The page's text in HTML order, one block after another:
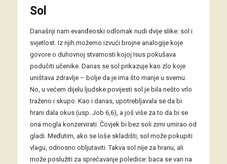
Sol
Današnji nam evanđeoski odlomak nudi dvije slike: sol i
svjetlost. Iz njih možemo izvući brojne analogije koje
govore o duhovnoj stvarnosti kojoj Isus pokušava
podučiti učenike. Danas se sol prikazuje kao zlo koje
uništava zdravlje – bolje da je ima što manje u svemu.
No, u većem dijelu ljudske povijesti sol je bila nešto vrlo
traženo i skupo. Kao i danas, upotrebljavala se da bi
hrani dala okus (usp. Job 6,6), a još više za to da bi se
ona mogla konzervirati. Čovjek bi bez soli zimi umirao od
gladi. Međutim, ako se loše skladišti, sol može pokupiti
vlagu, odnosno obljutaviti. Takva sol nije za hranu, ali
može poslužiti za sprečavanje poledice: baca se van na